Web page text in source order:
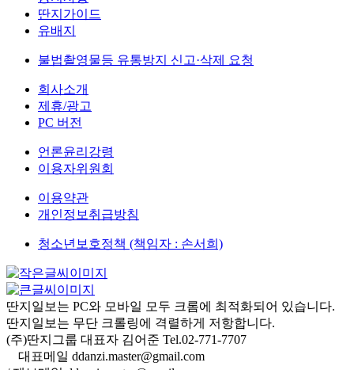
딴지가이드
유배지
불법촬영물등 유통방지 신고·삭제 요청
회사소개
제휴/광고
PC 버전
언론윤리강령
이용자위원회
이용약관
개인정보취급방침
청소년보호정책 (책임자 : 손서희)
딴지일보는 PC와 모바일 모두 크롬에 최적화되어 있습니다.
딴지일보는 무단 크롤링에 격렬하게 저항합니다.
(주)딴지그룹 대표자 김어준 Tel.02-771-7707
대표메일 ddanzi.master@gmail.com